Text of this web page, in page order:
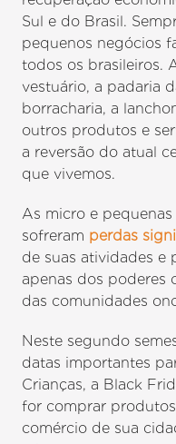
Sul e do Brasil.
pequenos negócios
todos os brasileiros.
vestuário, a padaria
borracharia, a
outros produtos e
a reversão do atual
que vivemos.
As micro e
sofreram perdas
de suas atividades e
apenas dos poderes
das comunidades
Neste segundo
datas importantes
Crianças, a Black
for comprar
comércio de sua